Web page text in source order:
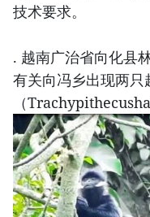
技术要求。
. 越南广治省向化县
有关向冯乡出现两只
（